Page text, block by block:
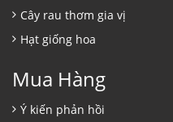
Cây rau thơm gia vị
Hạt giống hoa
Mua Hàng
Ý kiến phản hồi